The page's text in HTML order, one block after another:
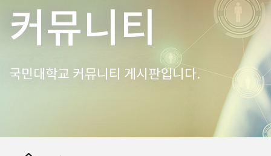
커뮤니티
국민대학교 커뮤니티 게시판입니다.